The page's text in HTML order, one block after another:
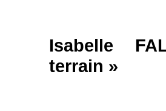
Isabelle
terrain »